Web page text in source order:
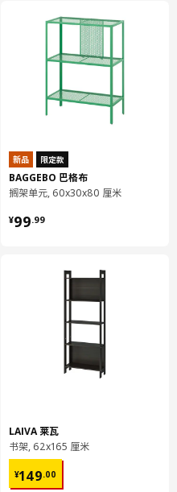
211 厘米
新品 限定款
BAGGEBO 巴格布
搁架单元, 60x30x80 厘米
¥99.99
¥ 99.99
LAIVA 莱瓦
书架, 62x165 厘米
¥149.00
¥ 149.00